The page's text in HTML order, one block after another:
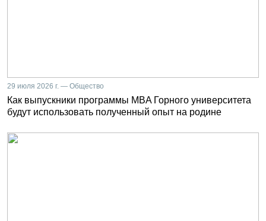
29 июля 2026 г. — Общество
Как выпускники программы MBA Горного университета
будут использовать полученный опыт на родине